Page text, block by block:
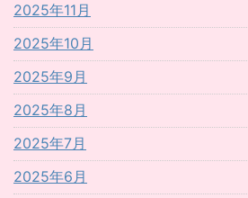
2025年11月
2025年10月
2025年9月
2025年8月
2025年7月
2025年6月